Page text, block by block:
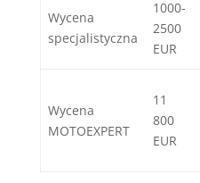
Wycena
specjalistyczna
1000-
2500
EUR
Wycena
MOTOEXPERT
11
800
EUR